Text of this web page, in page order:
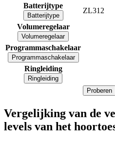
Batterijtype
Batterijtype
ZL312
Volumeregelaar
Volumeregelaar
Programmaschakelaar
Programmaschakelaar
Ringleiding
Ringleiding
Proberen
Vergelijking van de
levels van het